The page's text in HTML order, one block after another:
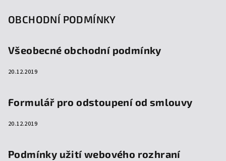
OBCHODNÍ PODMÍNKY
Všeobecné obchodní podmínky
20.12.2019
Formulář pro odstoupení od smlouvy
20.12.2019
Podmínky užití webového rozhraní